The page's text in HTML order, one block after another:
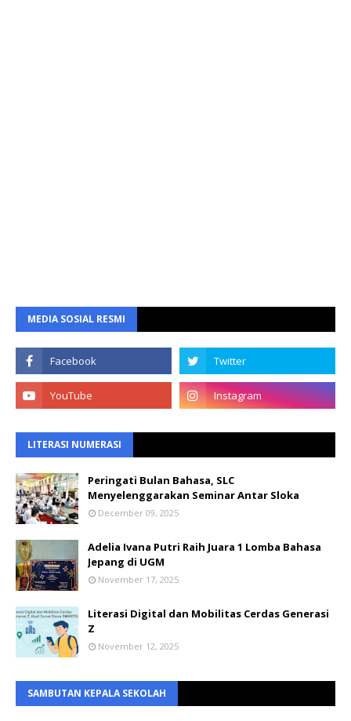
MEDIA SOSIAL RESMI
LITERASI NUMERASI
Peringati Bulan Bahasa, SLC
Menyelenggarakan Seminar Antar Sloka
December 09, 2025
Adelia Ivana Putri Raih Juara 1 Lomba Bahasa
Jepang di UGM
November 17, 2025
Literasi Digital dan Mobilitas Cerdas Generasi
Z
November 12, 2025
SAMBUTAN KEPALA SEKOLAH